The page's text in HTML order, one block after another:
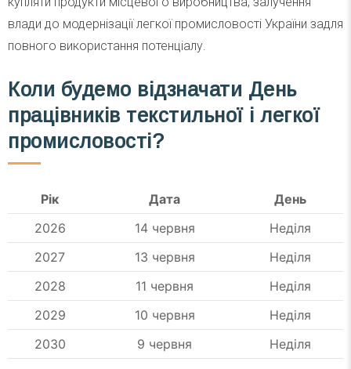
влади до модернізації легкої промисловості України задля
повного використання потенціалу.
Коли будемо відзначати День
працівників текстильної і легкої
промисловості?
Рік Дата
День
2026
14 червня
Неділя
2027
13 червня
Неділя
2028
11 червня
Неділя
2029
10 червня
Неділя
2030
9 червня Неділя